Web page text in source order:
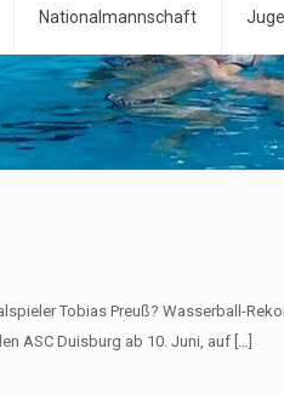
Nationalmannschaft
Tobias Preuß? Wasserball-
ASC Duisburg ab 10. Juni, auf […]